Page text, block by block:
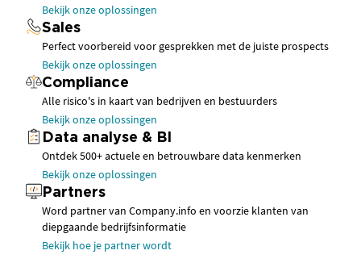
Bekijk onze oplossingen
Sales
Perfect voorbereid voor gesprekken met de juiste prospects
Bekijk onze oplossingen
Compliance
Alle risico's in kaart van bedrijven en bestuurders
Bekijk onze oplossingen
Data analyse & BI
Ontdek 500+ actuele en betrouwbare data kenmerken
Bekijk onze oplossingen
Partners
Word partner van Company.info en voorzie klanten van
diepgaande bedrijfsinformatie
Bekijk hoe je partner wordt